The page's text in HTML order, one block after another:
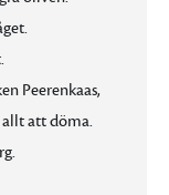
Peerenkaas,
allt att döma.